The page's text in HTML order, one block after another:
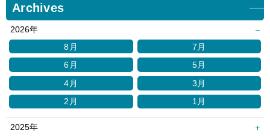
Archives
2026年
8月
7月
6月
5月
4月
3月
2月
1月
2025年